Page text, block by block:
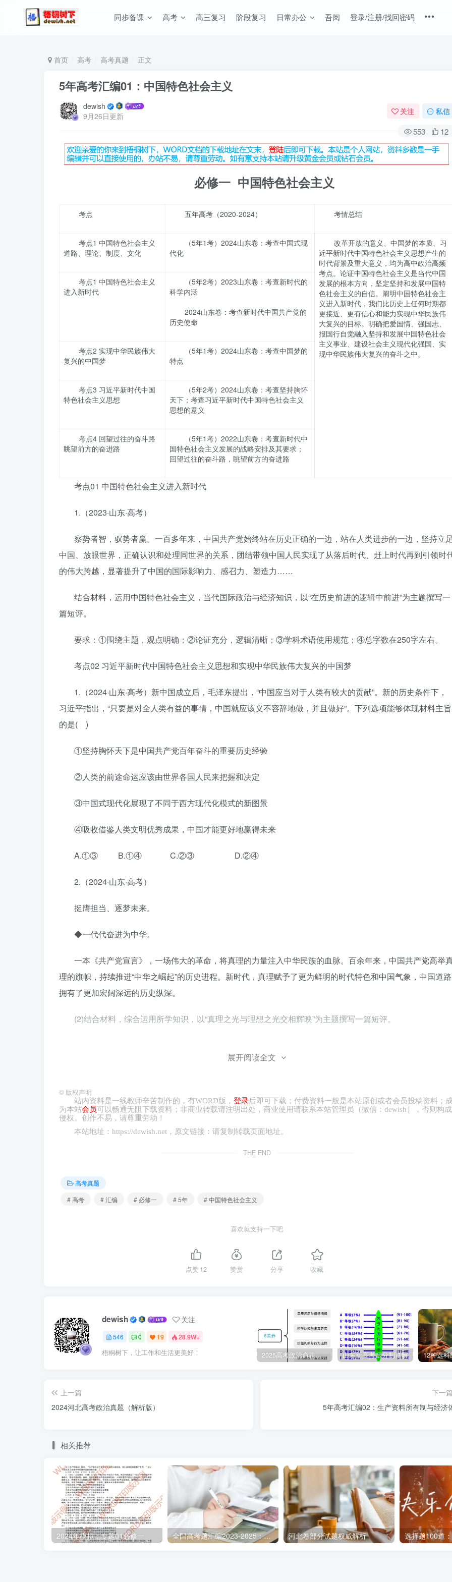
同步备课 高考 高三复习 阶段复习 日常办公 吾阅 登录/注册/找回密码
首页 高考 高考真题 正文
5年高考汇编01：中国特色社会主义
dewish
9月26日更新
关注 私信
553 12
必修一 中国特色社会主义
考点 五年高考（2020-2024） 考情总结
考点1 中国特色社会主义
道路、理论、制度、文化
（5年1考）2024山东卷：考查中国式现
代化
改革开放的意义、中国梦的本质、习
近平新时代中国特色社会主义思想产生的
时代背景及重大意义，均为高中政治高频
考点。论证中国特色社会主义是当代中国
发展的根本方向，坚定坚持和发展中国特
色社会主义的自信。阐明中国特色社会主
义进入新时代，我们比历史上任何时期都
更接近、更有信心和能力实现中华民族伟
大复兴的目标。明确把爱国情、强国志、
报国行自觉融入坚持和发展中国特色社会
主义事业、建设社会主义现代化强国、实
现中华民族伟大复兴的奋斗之中。
考点1 中国特色社会主义
进入新时代
（5年2考）2023山东卷：考查新时代的
科学内涵
2024山东卷：考查新时代中国共产党的
历史使命
考点2 实现中华民族伟大
复兴的中国梦
（5年1考）2024山东卷：考查中国梦的
特点
考点3 习近平新时代中国
特色社会主义思想
（5年2考）2024山东卷：考查坚持胸怀
天下；考查习近平新时代中国特色社会主义
思想的意义
考点4 回望过往的奋斗路
眺望前方的奋进路
（5年1考）2022山东卷：考查新时代中
国特色社会主义发展的战略安排及其要求；
回望过往的奋斗路，眺望前方的奋进路
考点01 中国特色社会主义进入新时代
1.（2023·山东·高考）
察势者智，驭势者赢。一百多年来，中国共产党始终站在历史正确的一边，站在人类进步的一边，坚持立
中国、放眼世界，正确认识和处理同世界的关系，团结带领中国人民实现了从落后时代、赶上时代再到引领时
的伟大跨越，显著提升了中国的国际影响力、感召力、塑造力……
结合材料，运用中国特色社会主义，当代国际政治与经济知识，以“在历史前进的逻辑中前进”为主题撰写一
篇短评。
要求：①围绕主题，观点明确；②论证充分，逻辑清晰；③学科术语使用规范；④总字数在250字左右。
考点02 习近平新时代中国特色社会主义思想和实现中华民族伟大复兴的中国梦
1.（2024·山东·高考）新中国成立后，毛泽东提出，“中国应当对于人类有较大的贡献”。新的历史条件下，
习近平指出，“只要是对全人类有益的事情，中国就应该义不容辞地做，并且做好”。下列选项能够体现材料主旨
的是( )
①坚持胸怀天下是中国共产党百年奋斗的重要历史经验
②人类的前途命运应该由世界各国人民来把握和决定
③中国式现代化展现了不同于西方现代化模式的新图景
④吸收借鉴人类文明优秀成果，中国才能更好地赢得未来
A.①③ B.①④ C.②③ D.②④
2.（2024·山东·高考）
挺膺担当、逐梦未来。
◆一代代奋进为中华。
一本《共产党宣言》，一场伟大的革命，将真理的力量注入中华民族的血脉。百余年来，中国共产党高举
理的旗帜，持续推进“中华之崛起”的历史进程。新时代，真理赋予了更为鲜明的时代特色和中国气象，中国道路
拥有了更加宏阔深远的历史纵深。
(2)结合材料，综合运用所学知识，以“真理之光与理想之光交相辉映”为主题撰写一篇短评。
1.（2022·山东·高考）真理的力量。
◆继往开来。
2021年7月1日，习近平代表党和人民庄严宣告——“在中华大地上全面建成了小康社会”。回望过往的奋斗
展开阅读全文
© 版权声明
站内资料是一线教师辛苦制作的，有WORD版， 登录后即可下载；付费资料一般是本站原创或者会员投稿资料；
为本站会员可以畅通无阻下载资料；非商业转载请注明出处，商业使用请联系本站管理员（微信： dewish ），否则构成
侵权。创作不易，请尊重劳动！
本站地址： https://dewish.net ，原文链接：请复制转载页面地址。
THE END
高考真题
# 高考
# 汇编 # 必修一 # 5年 # 中国特色社会主义
喜欢就支持一下吧
点赞12 赞赏 分享 收藏
dewish 关注
546 0 19 28.9W+
梧桐树下，让工作和生活更美好！ 2025高考政治命题纲要解读 山东新高考赋分制详解 12种选
上一篇
2024河北高考政治真题（解析版）
下一
5年高考汇编02：生产资料所有制与经济
相关推荐
2024年模拟：专题01必修一 全国高考题汇编2023-2025：专题04 经济发展与社会进步 河北卷部分试题权威解析